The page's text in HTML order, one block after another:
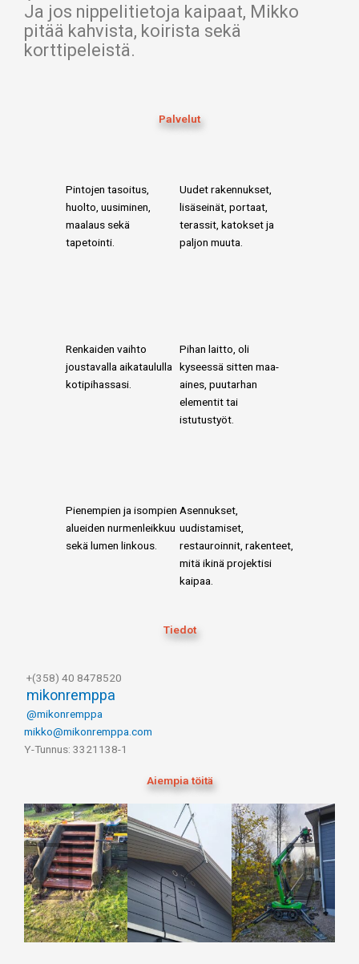
Ja jos nippelitietoja kaipaat, Mikko
pitää kahvista, koirista sekä
korttipeleistä.
Palvelut
Pintojen tasoitus,
huolto, uusiminen,
maalaus sekä
tapetointi.
Uudet rakennukset,
lisäseinät, portaat,
terassit, katokset ja
paljon muuta.
Renkaiden vaihto
joustavalla aikataululla
kotipihassasi.
Pihan laitto, oli
kyseessä sitten maa-
aines, puutarhan
elementit tai
istutustyöt.
Pienempien ja isompien
alueiden nurmenleikkuu
sekä lumen linkous.
Asennukset,
uudistamiset,
restauroinnit, rakenteet,
mitä ikinä projektisi
kaipaa.
Tiedot
+(358) 40 8478520
mikonremppa
@mikonremppa
mikko@mikonremppa.com
Y-Tunnus: 3321138-1
Aiempia töitä